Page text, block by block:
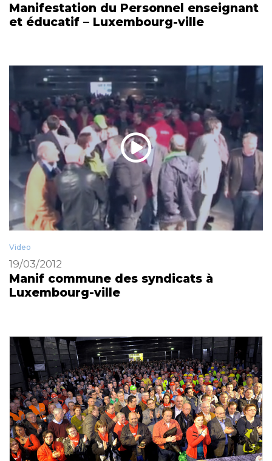
Manifestation du Personnel enseignant
et éducatif – Luxembourg-ville
Video
19/03/2012
Manif commune des syndicats à
Luxembourg-ville